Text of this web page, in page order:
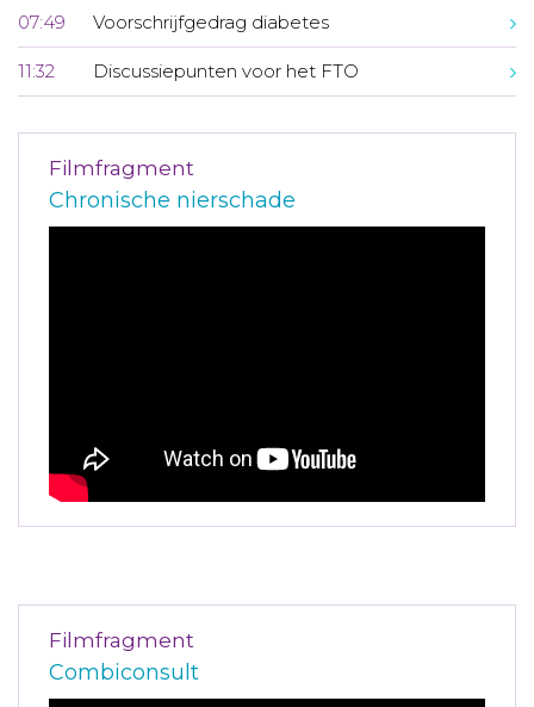
07:49 Voorschrijfgedrag diabetes
11:32 Discussiepunten voor het FTO
Filmfragment
Chronische nierschade
Filmfragment
Combiconsult